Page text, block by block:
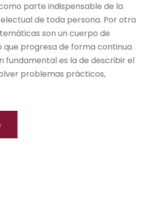
parte indispensable de la
de toda persona. Por otra
son un cuerpo de
que progresa de forma continua
fundamental es la de describir el
problemas prácticos,